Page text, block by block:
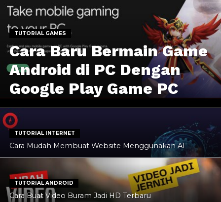
TUTORIAL GAMES
Cara Baru Bermain Game
Android di PC Dengan
Google Play Game PC
TUTORIAL INTERNET
Cara Mudah Membuat Website Menggunakan AI
TUTORIAL ANDROID
Cara Buat Video Buram Jadi HD Terbaru